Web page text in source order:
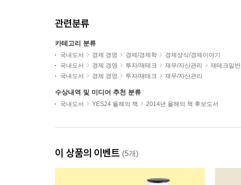
관련분류
카테고리 분류
국내도서 경제 경영 경제/경제학
경제상식/경제이야기
국내도서
경제 경영 투자/재테크 재무/자산관리
재테크일반
국내도서
경제 경영 투자/재테크 재무/자산관리
수상내역 및 미디어 추천 분류
국내도서 YES24 올해의 책 2014년 올해의 책 후보도서
이 상품의 이벤트 (5개)